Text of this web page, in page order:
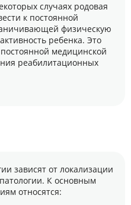
случаях родовая
к постоянной
физическую
ребенка. Это
медицинской
реабилитационных
зависят от локализации
К основным
относятся: